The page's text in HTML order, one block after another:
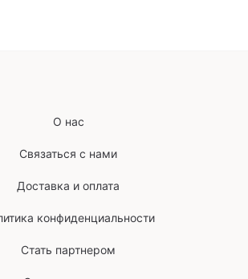
О нас
Связаться с нами
Доставка и оплата
конфиденциальности
Стать партнером